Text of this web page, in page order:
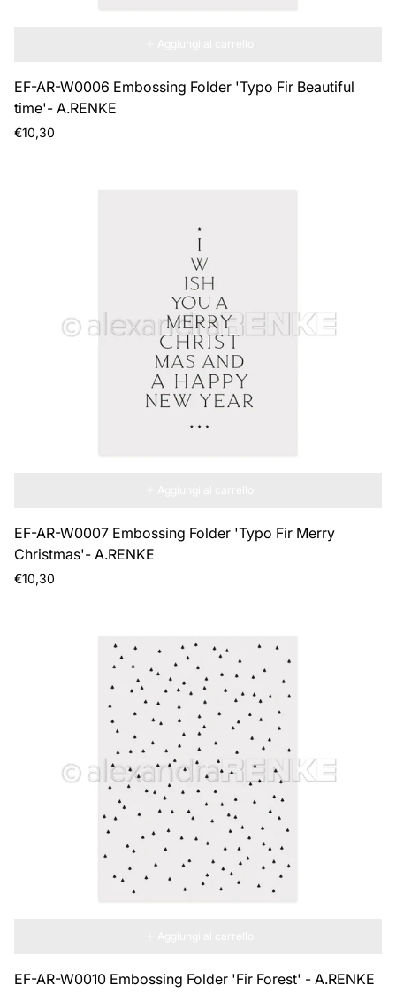
EF-AR-W0006 Embossing Folder 'Typo Fir Beautiful
time'- A.RENKE
Prezzo
€10,30
EF-AR-W0007 Embossing Folder 'Typo Fir Merry
Christmas'- A.RENKE
Prezzo
€10,30
EF-AR-W0010 Embossing Folder 'Fir Forest' - A.RENKE